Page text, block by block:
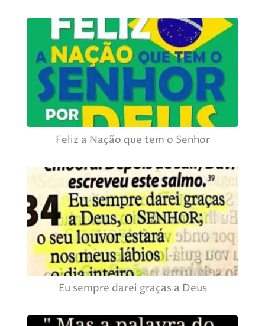
Feliz a Nação que tem o Senhor
Eu sempre darei graças a Deus